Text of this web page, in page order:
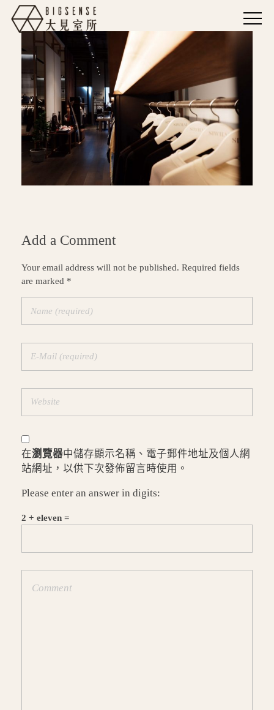
Add a Comment
Your email address will not be published. Required fields
are marked *
在瀏覽器中儲存顯示名稱、電子郵件地址及個人網
站網址，以供下次發佈留言時使用。
Please enter an answer in digits:
2 + eleven =